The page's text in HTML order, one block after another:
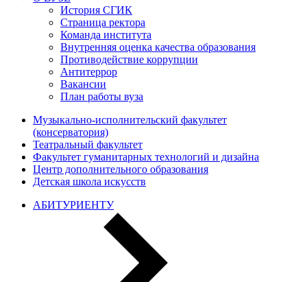
История СГИК
Страница ректора
Команда института
Внутренняя оценка качества образования
Противодействие коррупции
Антитеррор
Вакансии
План работы вуза
Музыкально-исполнительский факультет
(консерватория)
Театральный факультет
Факультет гуманитарных технологий и дизайна
Центр дополнительного образования
Детская школа искусств
АБИТУРИЕНТУ